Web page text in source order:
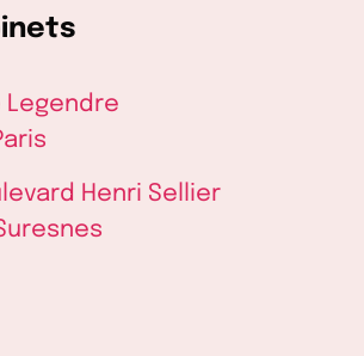
Legendre
Henri Sellier